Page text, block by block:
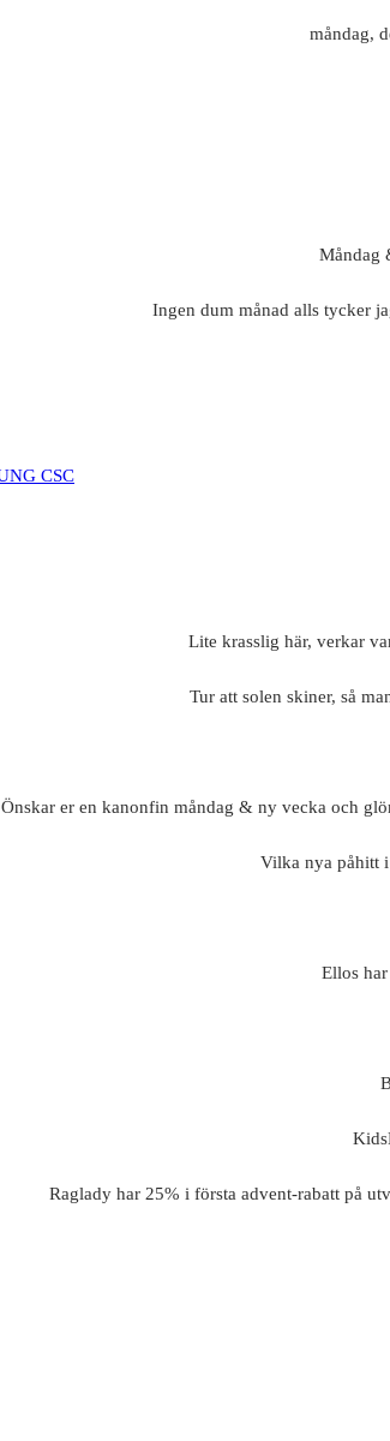
måndag,
Måndag
Ingen dum månad alls tycker
Lite krasslig här, verkar
Tur att solen skiner, så
Önskar er en kanonfin måndag & ny vecka och
Vilka nya påhitt
Ellos
Raglady har 25% i första advent-rabatt på